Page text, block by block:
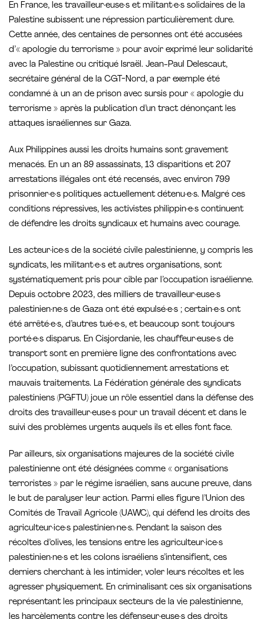
En France, les travailleur·euse·s et militant·e·s solidaires de la
Palestine subissent une répression particulièrement dure.
Cette année, des centaines de personnes ont été accusées
d’« apologie du terrorisme » pour avoir exprimé leur solidarité
avec la Palestine ou critiqué Israël. Jean-Paul Delescaut,
secrétaire général de la CGT-Nord, a par exemple été
condamné à un an de prison avec sursis pour « apologie du
terrorisme » après la publication d’un tract dénonçant les
attaques israéliennes sur Gaza.
Aux Philippines aussi les droits humains sont gravement
menacés. En un an 89 assassinats, 13 disparitions et 207
arrestations illégales ont été recensés, avec environ 799
prisonnier·e·s politiques actuellement détenu·e·s. Malgré ces
conditions répressives, les activistes philippin·e·s continuent
de défendre les droits syndicaux et humains avec courage.
Les acteur·ice·s de la société civile palestinienne, y compris les
syndicats, les militant·e·s et autres organisations, sont
systématiquement pris pour cible par l’occupation israélienne.
Depuis octobre 2023, des milliers de travailleur·euse·s
palestinien·ne·s de Gaza ont été expulsé·e·s ; certain·e·s ont
été arrêté·e·s, d’autres tué·e·s, et beaucoup sont toujours
porté·e·s disparus. En Cisjordanie, les chauffeur·euse·s de
transport sont en première ligne des confrontations avec
l’occupation, subissant quotidiennement arrestations et
mauvais traitements. La Fédération générale des syndicats
palestiniens (PGFTU) joue un rôle essentiel dans la défense des
droits des travailleur·euse·s pour un travail décent et dans le
suivi des problèmes urgents auquels ils et elles font face.
Par ailleurs, six organisations majeures de la société civile
palestinienne ont été désignées comme « organisations
terroristes » par le régime israélien, sans aucune preuve, dans
le but de paralyser leur action. Parmi elles figure l’Union des
Comités de Travail Agricole (UAWC), qui défend les droits des
agriculteur·ice·s palestinien·ne·s. Pendant la saison des
récoltes d’olives, les tensions entre les agriculteur·ice·s
palestinien·ne·s et les colons israéliens s’intensifient, ces
derniers cherchant à les intimider, voler leurs récoltes et les
agresser physiquement. En criminalisant ces six organisations
représentant les principaux secteurs de la vie palestinienne,
les harcèlements contre les défenseur·euse·s des droits